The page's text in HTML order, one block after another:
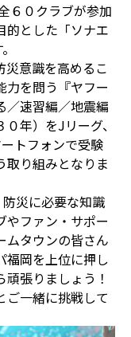
６０クラブが参加
的とした「ソナエ
意識を高めるこ
力を問う『ヤフー
／速習編／地震編
年）をJリーグ、
トフォンで受験
取り組みとなりま
災に必要な知識
やファン・サポー
ムタウンの皆さん
福岡を上位に押し
張りましょう！
ご一緒に挑戦して